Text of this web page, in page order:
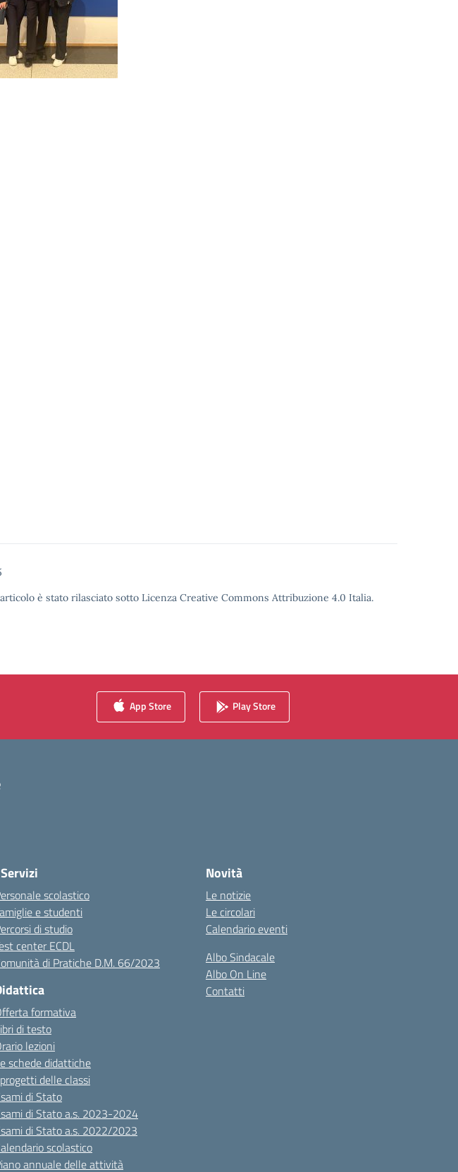
è stato rilasciato sotto Licenza Creative Commons Attribuzione 4.0 Italia.
App Store Play Store
scolastico
e studenti
di studio
center ECDL
di Pratiche D.M. 66/2023
formativa
di testo
lezioni
schede didattiche
delle classi
di Stato
di Stato a.s. 2023-2024
di Stato a.s. 2022/2023
scolastico
annuale delle attività
Novità
Le notizie
Le circolari
Calendario eventi
Albo Sindacale
Albo On Line
Contatti